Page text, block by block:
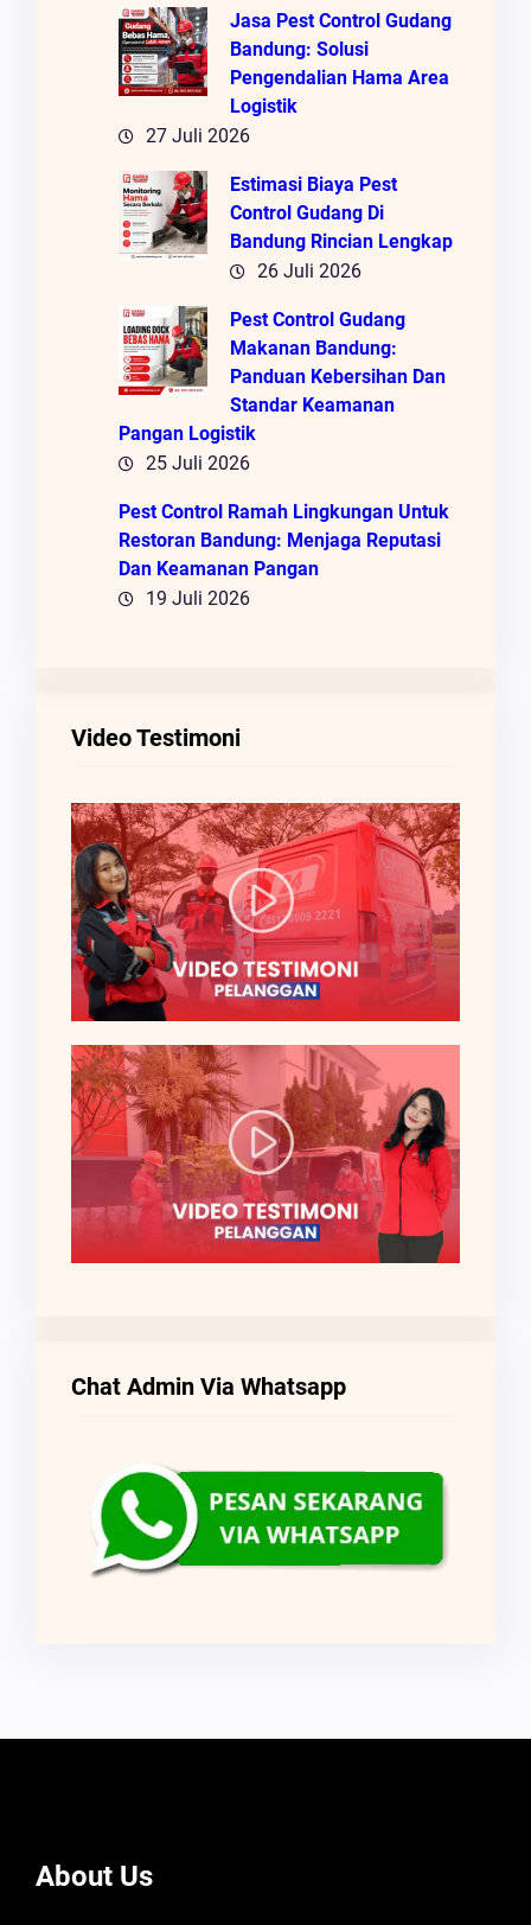
Jasa Pest Control Gudang
Bandung: Solusi
Pengendalian Hama Area
Logistik
27 Juli 2026
Estimasi Biaya Pest
Control Gudang Di
Bandung Rincian Lengkap
26 Juli 2026
Pest Control Gudang
Makanan Bandung:
Panduan Kebersihan Dan
Standar Keamanan
Pangan Logistik
25 Juli 2026
Pest Control Ramah Lingkungan Untuk
Restoran Bandung: Menjaga Reputasi
Dan Keamanan Pangan
19 Juli 2026
Video Testimoni
Chat Admin Via Whatsapp
About Us